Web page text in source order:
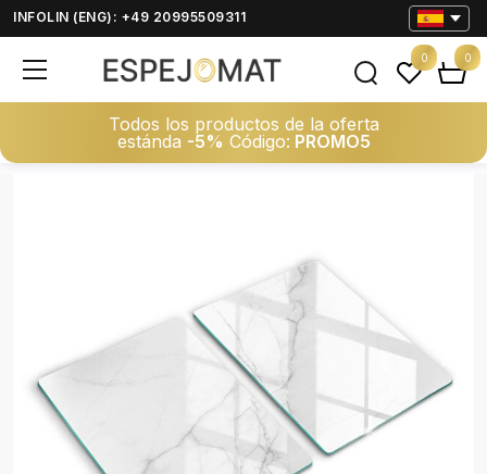
INFOLIN (ENG): +49 20995509311
Todos los productos de la oferta
estánda -5% Código: PROMO5
0 0